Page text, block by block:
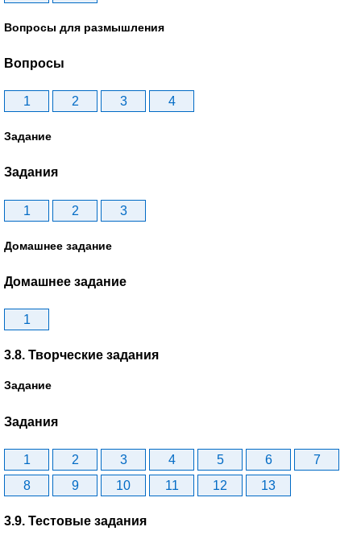
Вопросы для размышления
Вопросы
1 2 3 4
Задание
Задания
1 2 3
Домашнее задание
Домашнее задание
1
3.8. Творческие задания
Задание
Задания
1 2 3 4 5 6
7
8
9 10 11 12 13
3.9. Тестовые задания